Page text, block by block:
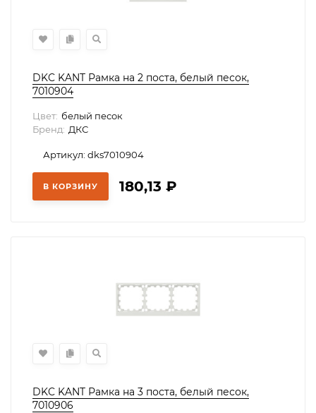
DKC KANT Рамка на 2 поста, белый песок,
7010904
Цвет: белый песок
Бренд: ДКС
Артикул: dks7010904
В КОРЗИНУ 180,13 ₽
DKC KANT Рамка на 3 поста, белый песок,
7010906